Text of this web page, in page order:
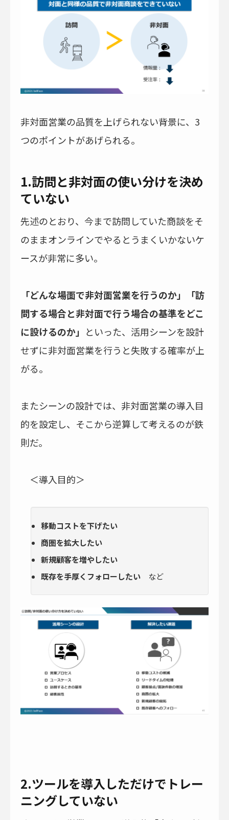
非対面営業の品質を上げられない背景に、3
つのポイントがあげられる。
1.訪問と非対面の使い分けを決め
ていない
先述のとおり、今まで訪問していた商談をそ
のままオンラインでやるとうまくいかないケ
ースが非常に多い。
「どんな場面で非対面営業を行うのか」「訪
問する場合と非対面で行う場合の基準をどこ
に設けるのか」 といった、活用シーンを設計
せずに非対面営業を行うと失敗する確率が上
がる。
またシーンの設計では、非対面営業の導入目
的を設定し、そこから逆算して考えるのが鉄
則だ。
＜導入目的＞
移動コストを下げたい
商圏を拡大したい
新規顧客を増やしたい
既存を手厚くフォローしたいなど
2.ツールを導入しただけでトレー
ニングしていない